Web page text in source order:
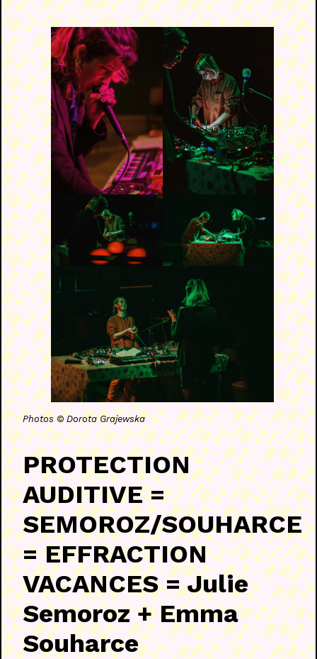
Photos © Dorota Grajewska
PROTECTION
AUDITIVE =
SEMOROZ/SOUHARCE
= EFFRACTION
VACANCES = Julie
Semoroz + Emma
Souharce